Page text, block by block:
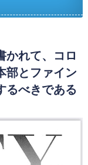
かれて、コロ
部とファイン
るべきである